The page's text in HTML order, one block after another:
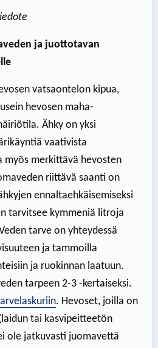
ja juottotavan
vatsaontelon kipua,
hevosen maha-
Ähky on yksi
vaativista
myös merkittävä hevosten
riittävä saanti on
ennaltaehkäisemiseksi
tarvitsee kymmeniä litroja
tarve on yhteydessä
ja tammoilla
ja ruokinnan laatuun.
tarpeen 2-3 -kertaiseksi.
. Hevoset, joilla on
tai kasvipeitteetön
ole jatkuvasti juomavettä